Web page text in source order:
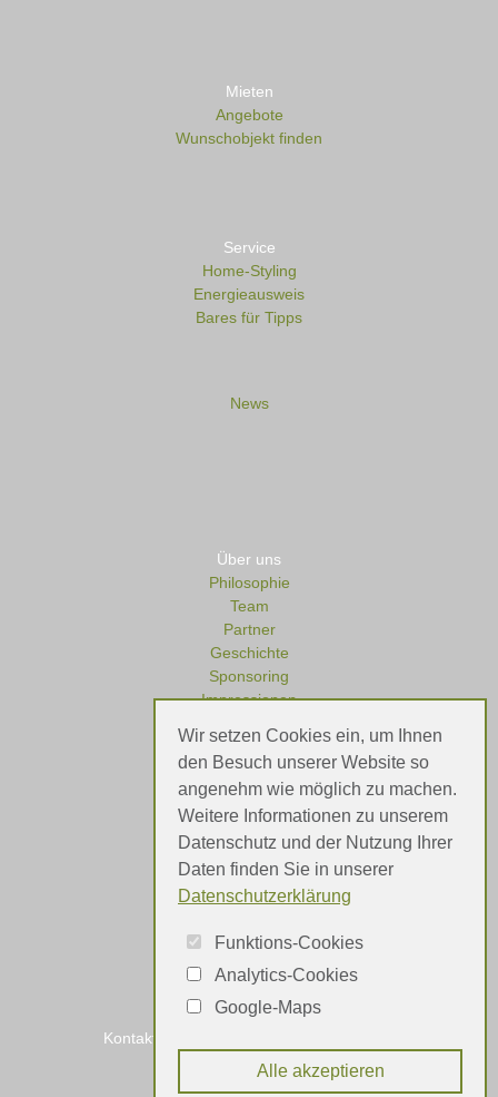
Mieten
Angebote
Wunschobjekt finden
Service
Home-Styling
Energieausweis
Bares für Tipps
News
Über uns
Philosophie
Team
Partner
Geschichte
Sponsoring
Impressionen
Referenzen
Meinungen
Kontakt
Wir setzen Cookies ein, um Ihnen
den Besuch unserer Website so
angenehm wie möglich zu machen.
Weitere Informationen zu unserem
Datenschutz und der Nutzung Ihrer
Daten finden Sie in unserer
Datenschutzerklärung
Funktions-Cookies
Analytics-Cookies
Google-Maps
Alle akzeptieren